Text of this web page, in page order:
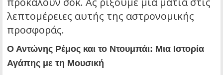
λεπτομέρειες αυτής της αστρονομικής
προσφοράς.
Ο Αντώνης Ρέμος και το Ντουμπάι: Μια Ιστορία
Αγάπης με τη Μουσική